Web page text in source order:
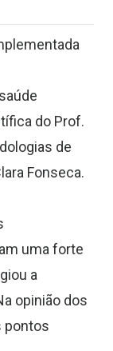
do Prof.
de
Fonseca.
uma forte
a
opinião dos
pontos